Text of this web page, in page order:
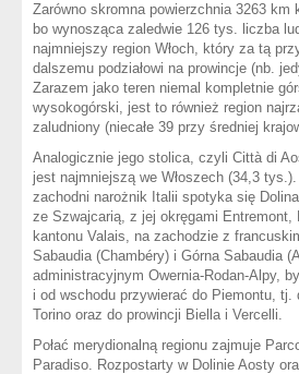
Zarówno skromna powierzchnia 3263 km
bo wynosząca zaledwie 126 tys. liczba
najmniejszy region Włoch, który za tą
dalszemu podziałowi na prowincje (nb.
Zarazem jako teren niemal kompletnie
wysokogórski, jest to również region
zaludniony (niecałe 39 przy średniej
Analogicznie jego stolica, czyli Città di
jest najmniejszą we Włoszech (34,3
zachodni narożnik Italii spotyka się
ze Szwajcarią, z jej okręgami Entremont,
kantonu Valais, na zachodzie z
Sabaudia (Chambéry) i Górna Sabaudia
administracyjnym Owernia-Rodan-Alpy,
i od wschodu przywierać do Piemontu, tj.
Torino oraz do prowincji Biella i Vercelli.
Połać merydionalną regionu zajmuje
Paradiso. Rozpostarty w Dolinie Aosty